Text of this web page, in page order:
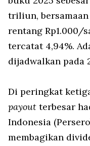
triliun,
rentang Rp1.000/
tercatat 4,94%.
dijadwalkan pada
Di peringkat
payout terbesar
Indonesia
membagikan